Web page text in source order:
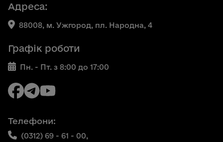
Адреса:
88008, м. Ужгород, пл. Народна, 4
Графік роботи
Пн. - Пт. з 8:00 до 17:00
Телефони:
(0312) 69 - 61 - 00,